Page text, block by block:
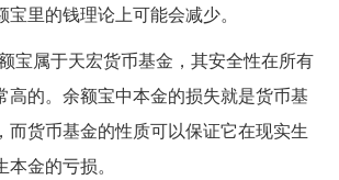
里的钱理论上可能会减少。
宝属于天宏货币基金，其安全性在所有
高的。余额宝中本金的损失就是货币基
而货币基金的性质可以保证它在现实生
金的亏损。